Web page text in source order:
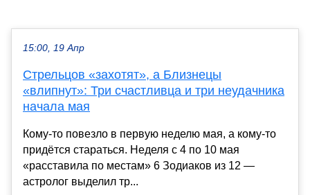
15:00, 19 Апр
Стрельцов «захотят», а Близнецы
«влипнут»: Три счастливца и три неудачника
начала мая
Кому-то повезло в первую неделю мая, а кому-то
придётся стараться. Неделя с 4 по 10 мая
«расставила по местам» 6 Зодиаков из 12 —
астролог выделил тр...